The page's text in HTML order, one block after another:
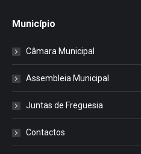
Município
Câmara Municipal
Assembleia Municipal
Juntas de Freguesia
Contactos